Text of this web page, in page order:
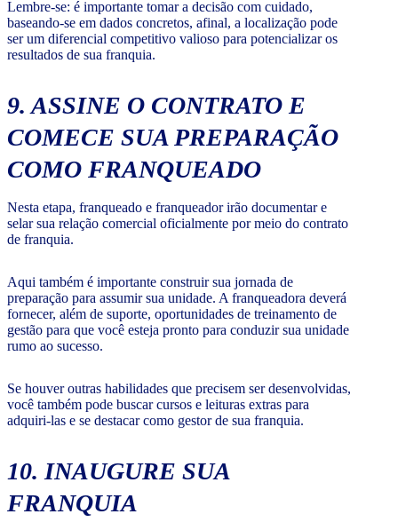
Lembre-se: é importante tomar a decisão com cuidado,
baseando-se em dados concretos, afinal, a localização pode
ser um diferencial competitivo valioso para potencializar os
resultados de sua franquia.
9. ASSINE O CONTRATO E
COMECE SUA PREPARAÇÃO
COMO FRANQUEADO
Nesta etapa, franqueado e franqueador irão documentar e
selar sua relação comercial oficialmente por meio do contrato
de franquia.
Aqui também é importante construir sua jornada de
preparação para assumir sua unidade. A franqueadora deverá
fornecer, além de suporte, oportunidades de treinamento de
gestão para que você esteja pronto para conduzir sua unidade
rumo ao sucesso.
Se houver outras habilidades que precisem ser desenvolvidas,
você também pode buscar cursos e leituras extras para
adquiri-las e se destacar como gestor de sua franquia.
10. INAUGURE SUA
FRANQUIA